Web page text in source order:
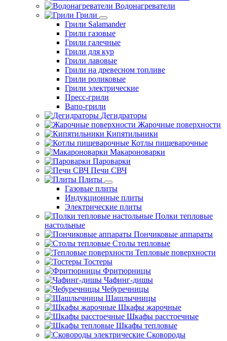
Водонагреватели
Грили
Грили Salamander
Грили газовые
Грили галечные
Грили для кур
Грили лавовые
Грили на древесном топливе
Грили роликовые
Грили электрические
Пресс-грили
Вапо-грили
Дегидраторы
Жарочные поверхности
Кипятильники
Котлы пищеварочные
Макароноварки
Пароварки
Печи СВЧ
Плиты
Газовые плиты
Индукционные плиты
Электрические плиты
Полки тепловые
настольные
Пончиковые аппараты
Столы тепловые
Тепловые поверхности
Тостеры
Фритюрницы
Чафинг-дишы
Чебуречницы
Шашлычницы
Шкафы жарочные
Шкафы расстоечные
Шкафы тепловые
Сковороды